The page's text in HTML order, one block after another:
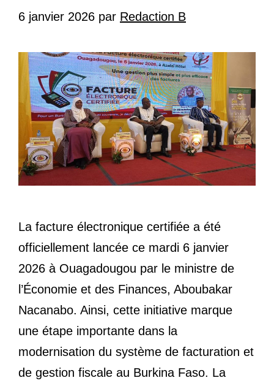
6 janvier 2026 par Redaction B
La facture électronique certifiée a été
officiellement lancée ce mardi 6 janvier
2026 à Ouagadougou par le ministre de
l’Économie et des Finances, Aboubakar
Nacanabo. Ainsi, cette initiative marque
une étape importante dans la
modernisation du système de facturation et
de gestion fiscale au Burkina Faso. La